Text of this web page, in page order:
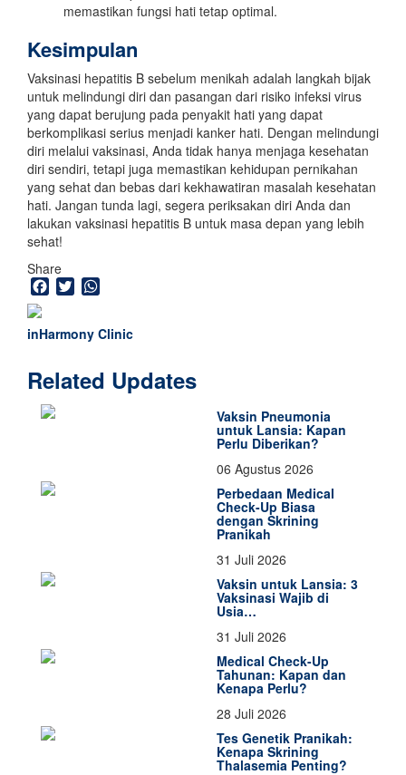
memastikan fungsi hati tetap optimal.
Kesimpulan
Vaksinasi hepatitis B sebelum menikah adalah langkah bijak
untuk melindungi diri dan pasangan dari risiko infeksi virus
yang dapat berujung pada penyakit hati yang dapat
berkomplikasi serius menjadi kanker hati. Dengan melindungi
diri melalui vaksinasi, Anda tidak hanya menjaga kesehatan
diri sendiri, tetapi juga memastikan kehidupan pernikahan
yang sehat dan bebas dari kekhawatiran masalah kesehatan
hati. Jangan tunda lagi, segera periksakan diri Anda dan
lakukan vaksinasi hepatitis B untuk masa depan yang lebih
sehat!
Share
Facebook
Twitter
inHarmony Clinic
Related Updates
Vaksin Pneumonia
untuk Lansia: Kapan
Perlu Diberikan?
06 Agustus 2026
Perbedaan Medical
Check-Up Biasa
dengan Skrining
Pranikah
31 Juli 2026
Vaksin untuk Lansia: 3
Vaksinasi Wajib di
Usia…
31 Juli 2026
Medical Check-Up
Tahunan: Kapan dan
Kenapa Perlu?
28 Juli 2026
Tes Genetik Pranikah:
Kenapa Skrining
Thalasemia Penting?